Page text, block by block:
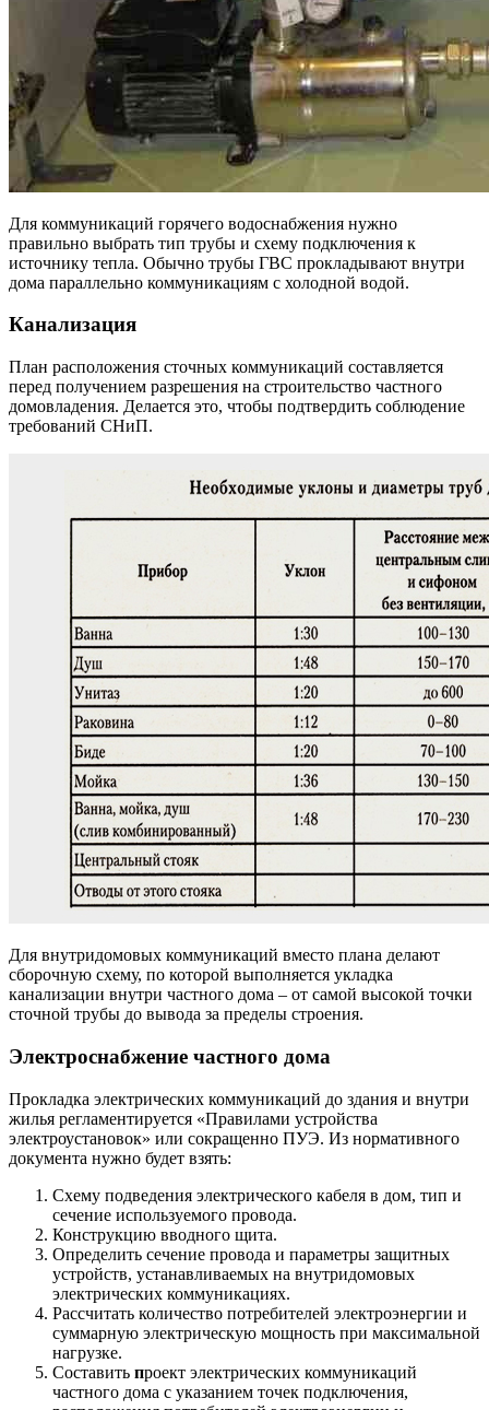
Для коммуникаций горячего водоснабжения нужно
правильно выбрать тип трубы и схему подключения к
источнику тепла. Обычно трубы ГВС прокладывают внутри
дома параллельно коммуникациям с холодной водой.
Канализация
План расположения сточных коммуникаций составляется
перед получением разрешения на строительство частного
домовладения. Делается это, чтобы подтвердить соблюдение
требований СНиП.
Для внутридомовых коммуникаций вместо плана делают
сборочную схему, по которой выполняется укладка
канализации внутри частного дома – от самой высокой точки
сточной трубы до вывода за пределы строения.
Электроснабжение частного дома
Прокладка электрических коммуникаций до здания и внутри
жилья регламентируется «Правилами устройства
электроустановок» или сокращенно ПУЭ. Из нормативного
документа нужно будет взять:
Схему подведения электрического кабеля в дом, тип и
сечение используемого провода.
Конструкцию вводного щита.
Определить сечение провода и параметры защитных
устройств, устанавливаемых на внутридомовых
электрических коммуникациях.
Рассчитать количество потребителей электроэнергии и
суммарную электрическую мощность при максимальной
нагрузке.
Составить проект электрических коммуникаций
частного дома с указанием точек подключения,